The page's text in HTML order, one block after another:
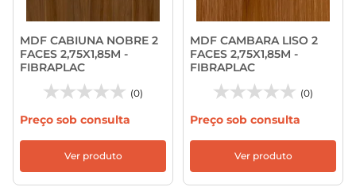
MDF CABIUNA NOBRE 2
FACES 2,75X1,85M -
FIBRAPLAC
(0)
Preço sob consulta
Ver produto
MDF CAMBARA LISO 2
FACES 2,75X1,85M -
FIBRAPLAC
(0)
Preço sob consulta
Ver produto